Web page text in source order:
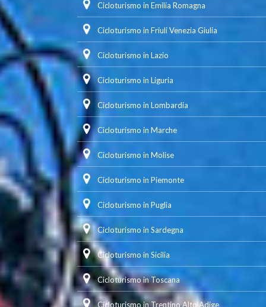
Cicloturismo in Emilia Romagna
Cicloturismo in Friuli Venezia Giulia
Cicloturismo in Lazio
Cicloturismo in Liguria
Cicloturismo in Lombardia
Cicloturismo in Marche
Cicloturismo in Molise
Cicloturismo in Piemonte
Cicloturismo in Puglia
Cicloturismo in Sardegna
Cicloturismo in Sicilia
Cicloturismo in Toscana
Cicloturismo in Trentino Alto Adige